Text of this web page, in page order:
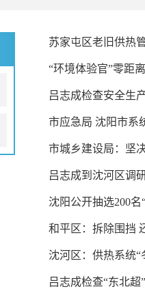
苏家屯区老旧供热
“环境体验官”零距
吕志成检查安全生
市应急局 沈阳市系
市城乡建设局：坚
吕志成到沈河区调
沈阳公开抽选200
和平区：拆除围挡
沈河区：供热系统“
吕志成检查“东北